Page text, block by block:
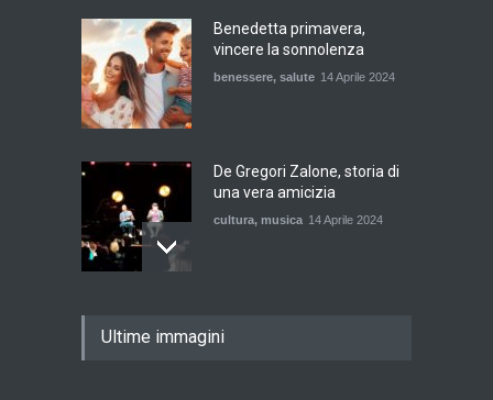
Benedetta primavera,
vincere la sonnolenza
benessere, salute 14 Aprile 2024
De Gregori Zalone, storia di
una vera amicizia
cultura, musica 14 Aprile 2024
cultura
Ultime immagini